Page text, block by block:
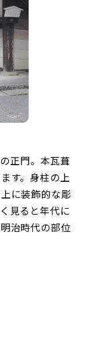
正門。本瓦葺
す。身柱の上
に装飾的な彫
見ると年代に
治時代の部位